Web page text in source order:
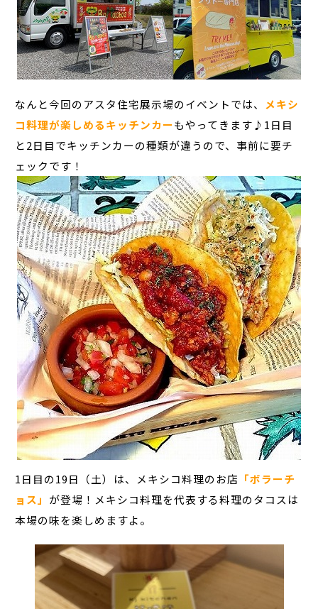
なんと今回のアスタ住宅展示場のイベントでは、 メキシ
コ料理が楽しめるキッチンカーもやってきます♪1日目
と2日目でキッチンカーの種類が違うので、事前に要チ
ェックです！
1日目の19日（土）は、メキシコ料理のお店 「ボラーチ
ョス」 が登場！メキシコ料理を代表する料理のタコスは
本場の味を楽しめますよ。